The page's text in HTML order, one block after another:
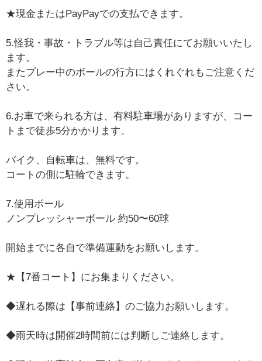
★現金またはPayPayでの支払できます。
5.怪我・事故・トラブル等は自己責任にてお願いいたし
ます。
またプレー中のボールの行方にはくれぐれもご注意くだ
さい。
6.お車で来られる方は、有料駐車場がありますが、コー
トまで徒歩5分かかります。
バイク、自転車は、無料です。
コートの側に駐輪できます。
7.使用ボール
ノンプレッシャーボール 約50〜60球
開始までに各自で準備運動をお願いします。
★【7番コート】にお集まりください。
◆遅れる際は【事前連絡】のご協力お願いします。
◆雨天時は開催2時間前には判断しご連絡します。